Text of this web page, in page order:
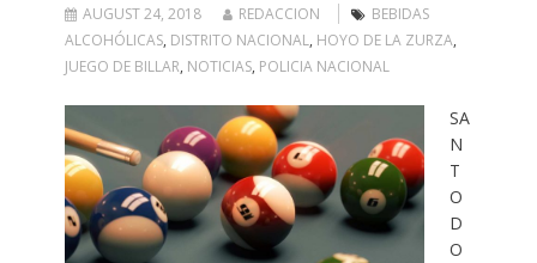
AUGUST 24, 2018 REDACCION
BEBIDAS
ALCOHÓLICAS, DISTRITO NACIONAL, HOYO DE LA ZURZA,
JUEGO DE BILLAR, NOTICIAS, POLICIA NACIONAL
SA
N
T
O
D
O